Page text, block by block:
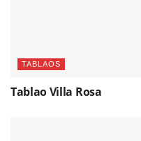
TABLAOS
Tablao Villa Rosa